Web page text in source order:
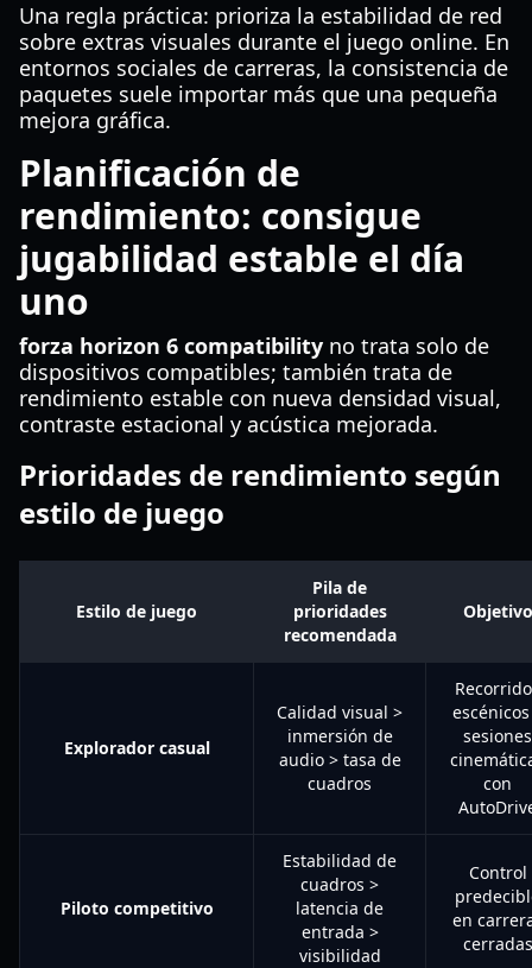
Una regla práctica: prioriza la estabilidad de red
sobre extras visuales durante el juego online. En
entornos sociales de carreras, la consistencia de
paquetes suele importar más que una pequeña
mejora gráfica.
Planificación de
rendimiento: consigue
jugabilidad estable el día
uno
forza horizon 6 compatibility no trata solo de
dispositivos compatibles; también trata de
rendimiento estable con nueva densidad visual,
contraste estacional y acústica mejorada.
Prioridades de rendimiento según
estilo de juego
Estilo de juego
Pila de
prioridades
recomendada
Objetivo
Explorador casual
Calidad visual >
inmersión de
audio > tasa de
cuadros
sesiones
con
Piloto competitivo
Estabilidad de
cuadros >
latencia de
entrada >
visibilidad
Control
en
cerradas